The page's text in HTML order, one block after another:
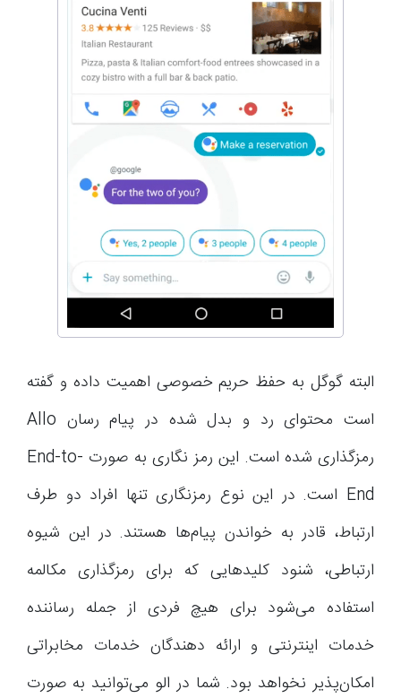
البته گوگل به حفظ حریم خصوصی اهمیت داده و گفته
است محتوای رد و بدل شده در پیام رسان Allo
رمزگذاری شده است. این رمز نگاری به صورت End-to-
End است. در این نوع رمزنگاری تنها افراد دو طرف
ارتباط، قادر به خواندن پیام‌ها هستند. در این شیوه
ارتباطی، شنود کلیدهایی که برای رمزگذاری مکالمه
استفاده می‌شود برای هیچ فردی از جمله رساننده
خدمات اینترنتی و ارائه دهندگان خدمات مخابراتی
امکان‌پذیر نخواهد بود. شما در الو می‌توانید به صورت